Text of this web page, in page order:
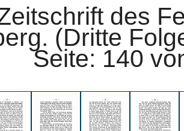
des
(Dritte
Seite: 140